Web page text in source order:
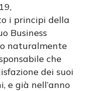
i principi della
Business
naturalmente
che
dei suoi
e già nell’anno